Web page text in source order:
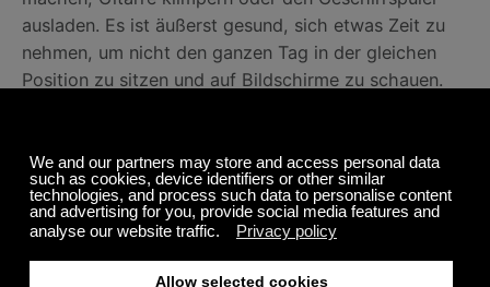
ausladen. Es ist äußerst gesund, sich etwas Zeit zu
nehmen, um nicht den ganzen Tag in der gleichen
Position zu sitzen und auf Bildschirme zu schauen.
hilft mir ein wenig Mediation, mich zu zentrieren und
mich von der Welt zu lösen. Entfliehen Sie mit
unseremMusiksender Escape Meditation.
Seien Sie sanftmütig